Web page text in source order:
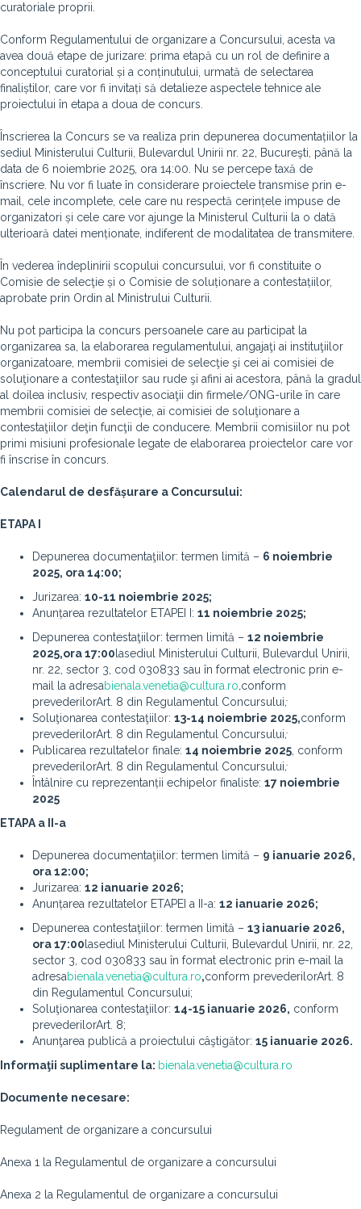
curatoriale proprii.
Conform Regulamentului de organizare a Concursului, acesta va
avea două etape de jurizare: prima etapă cu un rol de definire a
conceptului curatorial și a conținutului, urmată de selectarea
finaliștilor, care vor fi invitați să detalieze aspectele tehnice ale
proiectului în etapa a doua de concurs.
Înscrierea la Concurs se va realiza prin depunerea documentațiilor la
sediul Ministerului Culturii, Bulevardul Unirii nr. 22, Bucureşti, până la
data de 6 noiembrie 2025, ora 14:00. Nu se percepe taxă de
înscriere. Nu vor fi luate în considerare proiectele transmise prin e-
mail, cele incomplete, cele care nu respectă cerințele impuse de
organizatori și cele care vor ajunge la Ministerul Culturii la o dată
ulterioară datei menționate, indiferent de modalitatea de transmitere.
În vederea îndeplinirii scopului concursului, vor fi constituite o
Comisie de selecţie și o Comisie de soluționare a contestațiilor,
aprobate prin Ordin al Ministrului Culturii.
Nu pot participa la concurs persoanele care au participat la
organizarea sa, la elaborarea regulamentului, angajaţi ai instituţiilor
organizatoare, membrii comisiei de selecţie şi cei ai comisiei de
soluţionare a contestaţiilor sau rude şi afini ai acestora, până la gradul
al doilea inclusiv, respectiv asociaţii din firmele/ONG-urile în care
membrii comisiei de selecţie, ai comisiei de soluţionare a
contestaţiilor deţin funcţii de conducere. Membrii comisiilor nu pot
primi misiuni profesionale legate de elaborarea proiectelor care vor
fi înscrise în concurs.
Calendarul de desfășurare a Concursului:
ETAPA I
Depunerea documentaţiilor: termen limită – 6 noiembrie
2025, ora 14:00;
Jurizarea: 10-11 noiembrie 2025;
Anunțarea rezultatelor ETAPEI I: 11 noiembrie 2025;
Depunerea contestaţiilor: termen limită – 12 noiembrie
2025,ora 17:00 lasediul Ministerului Culturii, Bulevardul Unirii,
nr. 22, sector 3, cod 030833 sau în format electronic prin e-
mail la adresabienala.venetia@cultura.ro,conform
prevederilorArt. 8 din Regulamentul Concursului;
Soluţionarea contestaţiilor: 13-14 noiembrie 2025,conform
prevederilorArt. 8 din Regulamentul Concursului;
Publicarea rezultatelor finale: 14 noiembrie 2025 , conform
prevederilorArt. 8 din Regulamentul Concursului;
Întâlnire cu reprezentanții echipelor finaliste: 17 noiembrie
2025
ETAPA a II-a
Depunerea documentaţiilor: termen limită – 9 ianuarie 2026,
ora 12:00;
Jurizarea: 12 ianuarie 2026;
Anunțarea rezultatelor ETAPEI a II-a: 12 ianuarie 2026;
Depunerea contestaţiilor: termen limită – 13 ianuarie 2026,
ora 17:00 lasediul Ministerului Culturii, Bulevardul Unirii, nr. 22,
sector 3, cod 030833 sau în format electronic prin e-mail la
adresabienala.venetia@cultura.ro,conform prevederilorArt. 8
din Regulamentul Concursului;
Soluţionarea contestaţiilor: 14-15 ianuarie 2026, conform
prevederilorArt. 8;
Anunţarea publică a proiectului câştigător: 15 ianuarie 2026.
Informaţii suplimentare la: bienala.venetia@cultura.ro
Documente necesare:
Regulament de organizare a concursului
Anexa 1 la Regulamentul de organizare a concursului
Anexa 2 la Regulamentul de organizare a concursului